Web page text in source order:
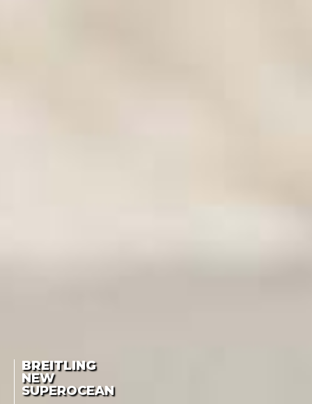
BREITLING
NEW
SUPEROCEAN